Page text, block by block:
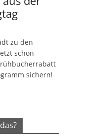
zu den
schon
sichern!